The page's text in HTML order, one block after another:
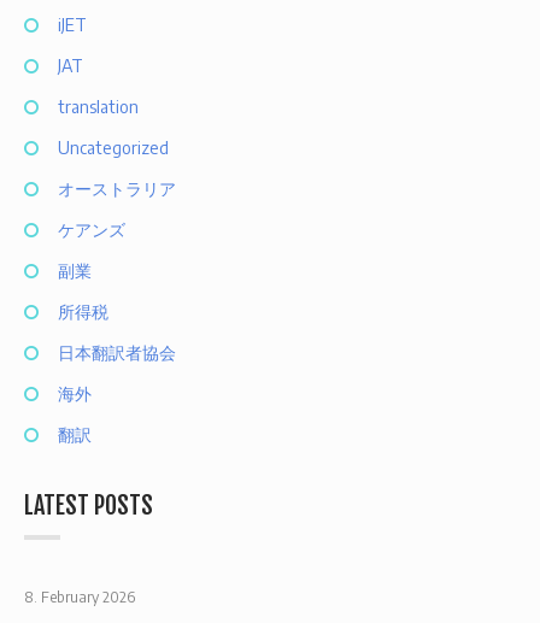
iJET
JAT
translation
Uncategorized
オーストラリア
ケアンズ
副業
所得税
日本翻訳者協会
海外
翻訳
LATEST POSTS
8. February 2026